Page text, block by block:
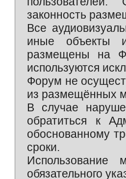
законность
Все
иные объекты
размещены на
используются
Форум не
из размещённых
В случае
обратиться к
обоснованному
сроки.
Использование
обязательного